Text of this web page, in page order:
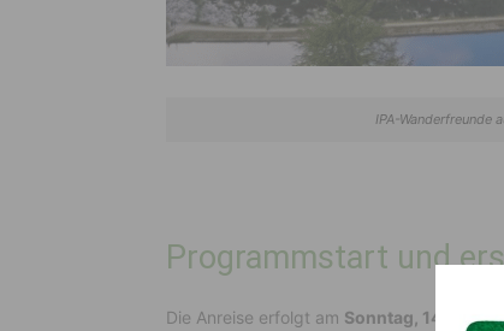
IPA-Wanderfreunde
Programmstart und
Die Anreise erfolgt am Sonntag, 14. Juni